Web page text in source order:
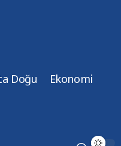
Doğu Ekonomi